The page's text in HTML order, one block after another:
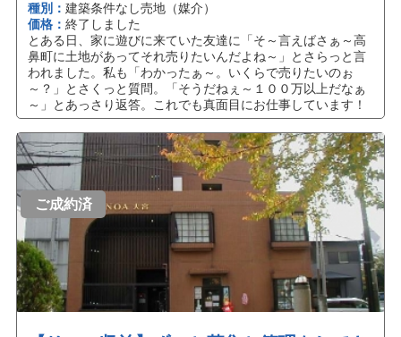
種別： 建築条件なし売地（媒介）
価格： 終了しました
とある日、家に遊びに来ていた友達に「そ～言えばさぁ～高
鼻町に土地があってそれ売りたいんだよね～」とさらっと言
われました。私も「わかったぁ～。いくらで売りたいのぉ
～？」とさくっと質問。「そうだねぇ～１００万以上だなぁ
～」とあっさり返答。これでも真面目にお仕事しています！
ご成約済